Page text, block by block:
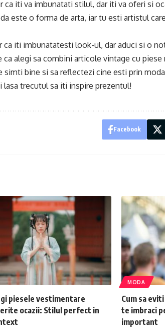
iti va imbunatati stilul, dar iti va oferi si
este o forma de arta, iar tu esti artistul
iti imbunatatesti look-ul, dar aduci si o
alegi sa combini articole vintage cu piese
bine si sa reflectezi cine esti prin
lasa trecutul sa iti inspire prezentul!
Facebook
piesele vestimentare
ocazii: Stilul perfect in
MODA
Cum sa
te imbraci
important